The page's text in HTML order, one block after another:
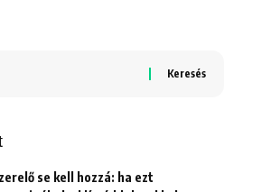
se kell hozzá: ha ezt